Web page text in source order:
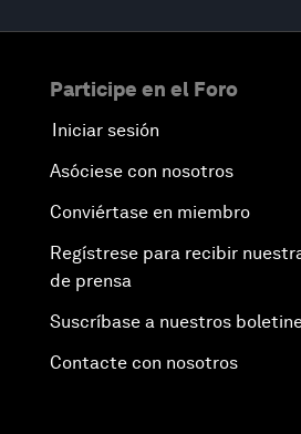
Participe en el Foro
Iniciar sesión
Asóciese con nosotros
Conviértase en miembro
Regístrese para recibir
de prensa
Suscríbase a nuestros
Contacte con nosotros